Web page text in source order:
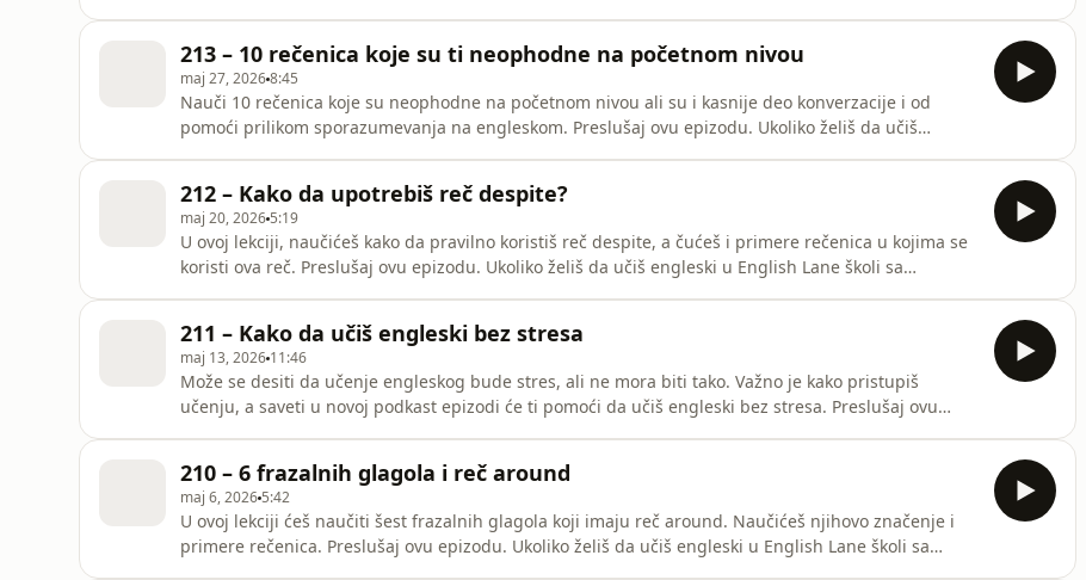
213 – 10 rečenica koje su ti neophodne na početnom nivou
maj 27, 20268:45
Nauči 10 rečenica koje su neophodne na početnom nivou ali su i kasnije deo konverzacije i od
pomoći prilikom sporazumevanja na engleskom. Preslušaj ovu epizodu. Ukoliko želiš da učiš
https://englishlane.net/onlineskola/213-10-recenica-koje-su-
212 – Kako da upotrebiš reč despite?
maj 20, 2026 5:19
U ovoj lekciji, naučićeš kako da pravilno koristiš reč despite, a čućeš i primere rečenica u kojima se
koristi ova reč. Preslušaj ovu epizodu. Ukoliko želiš da učiš engleski u English Lane školi sa
211 – Kako da učiš engleski bez stresa
maj 13, 2026 11:46
Može se desiti da učenje engleskog bude stres, ali ne mora biti tako. Važno je kako pristupiš
učenju, a saveti u novoj podkast epizodi će ti pomoći da učiš engleski bez stresa. Preslušaj ovu
https://englishlane.n
210 – 6 frazalnih glagola i reč around
maj 6, 2026 5:42
U ovoj lekciji ćeš naučiti šest frazalnih glagola koji imaju reč around. Naučićeš njihovo značenje i
primere rečenica. Preslušaj ovu epizodu. Ukoliko želiš da učiš engleski u English Lane školi sa